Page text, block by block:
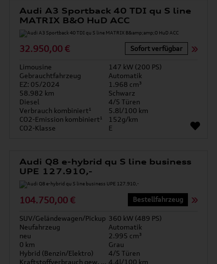
Audi A3 Sportback 40 TDI qu S line
MATRIX B&O HuD ACC
32.950,00 € Sofort verfügbar
Limousine
147 kW (200 PS)
Gebrauchtfahrzeug
Automatik
EZ: 05/2024
1.968 cm³
58.982 km
Schwarz
Diesel
4/5 Türen
Verbrauch kombiniert¹
5.8l/100 km
CO2-Emission kombiniert¹
152g/km
CO2-Klasse
E
Audi Q8 e-hybrid qu S line business
UPE 127.910,-
104.750,00 € Bestellfahrzeug
SUV/Geländewagen/Pickup 360 kW (489 PS)
Neufahrzeug
Automatik
neu
2.995 cm³
0 km
Grau
Hybrid (Benzin/Elektro)
4/5 Türen
Kraftstoffverbrauch gew. kombiniert 4.4l/100 km